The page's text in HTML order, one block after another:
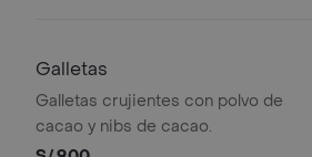
Galletas
Galletas crujientes con polvo de
cacao y nibs de cacao.